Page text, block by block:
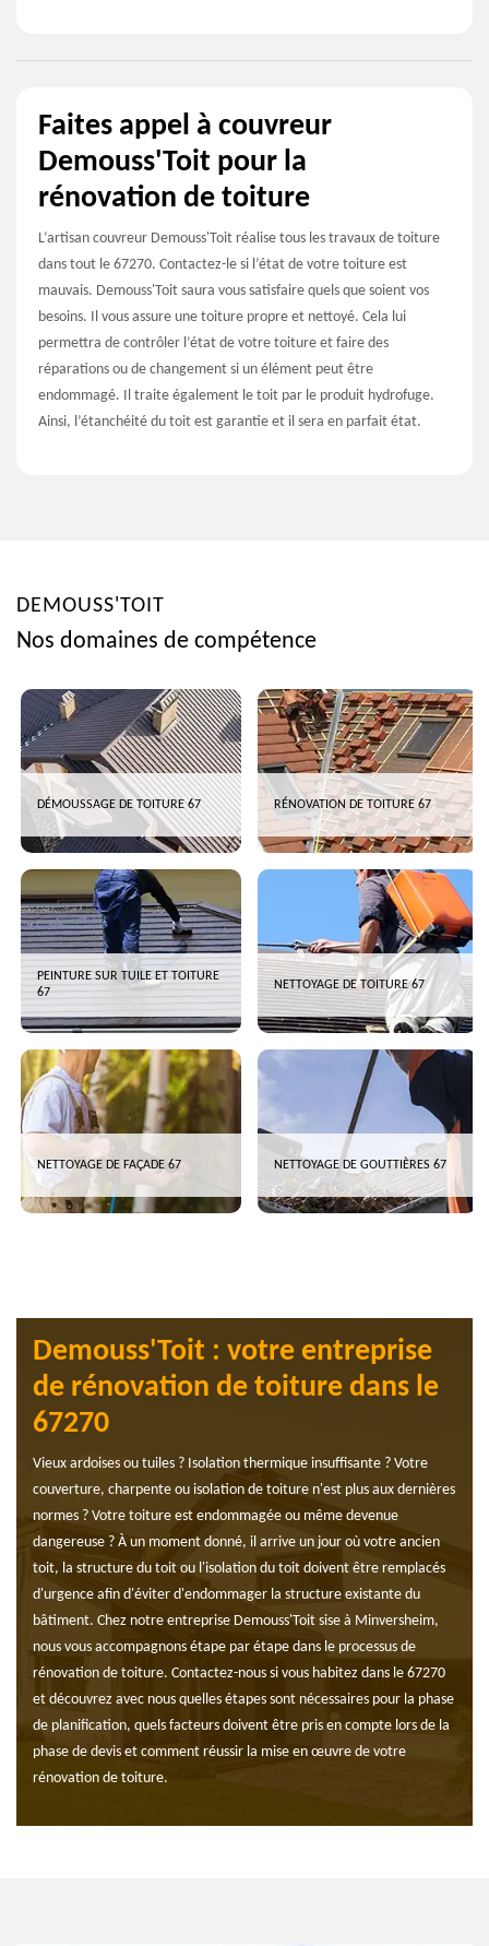
Faites appel à couvreur
Demouss'Toit pour la
rénovation de toiture
L’artisan couvreur Demouss'Toit réalise tous les travaux de toiture
dans tout le 67270. Contactez-le si l’état de votre toiture est
mauvais. Demouss'Toit saura vous satisfaire quels que soient vos
besoins. Il vous assure une toiture propre et nettoyé. Cela lui
permettra de contrôler l’état de votre toiture et faire des
réparations ou de changement si un élément peut être
endommagé. Il traite également le toit par le produit hydrofuge.
Ainsi, l’étanchéité du toit est garantie et il sera en parfait état.
DEMOUSS'TOIT
Nos domaines de compétence
DÉMOUSSAGE DE TOITURE 67 RÉNOVATION DE TOITURE 67
PEINTURE SUR TUILE ET TOITURE
67
NETTOYAGE DE TOITURE 67
NETTOYAGE DE FAÇADE 67 NETTOYAGE DE GOUTTIÈRES 67
Demouss'Toit : votre entreprise
de rénovation de toiture dans le
67270
Vieux ardoises ou tuiles ? Isolation thermique insuffisante ? Votre
couverture, charpente ou isolation de toiture n'est plus aux dernières
normes ? Votre toiture est endommagée ou même devenue
dangereuse ? À un moment donné, il arrive un jour où votre ancien
toit, la structure du toit ou l'isolation du toit doivent être remplacés
d'urgence afin d'éviter d'endommager la structure existante du
bâtiment. Chez notre entreprise Demouss'Toit sise à Minversheim,
nous vous accompagnons étape par étape dans le processus de
rénovation de toiture. Contactez-nous si vous habitez dans le 67270
et découvrez avec nous quelles étapes sont nécessaires pour la phase
de planification, quels facteurs doivent être pris en compte lors de la
phase de devis et comment réussir la mise en œuvre de votre
rénovation de toiture.